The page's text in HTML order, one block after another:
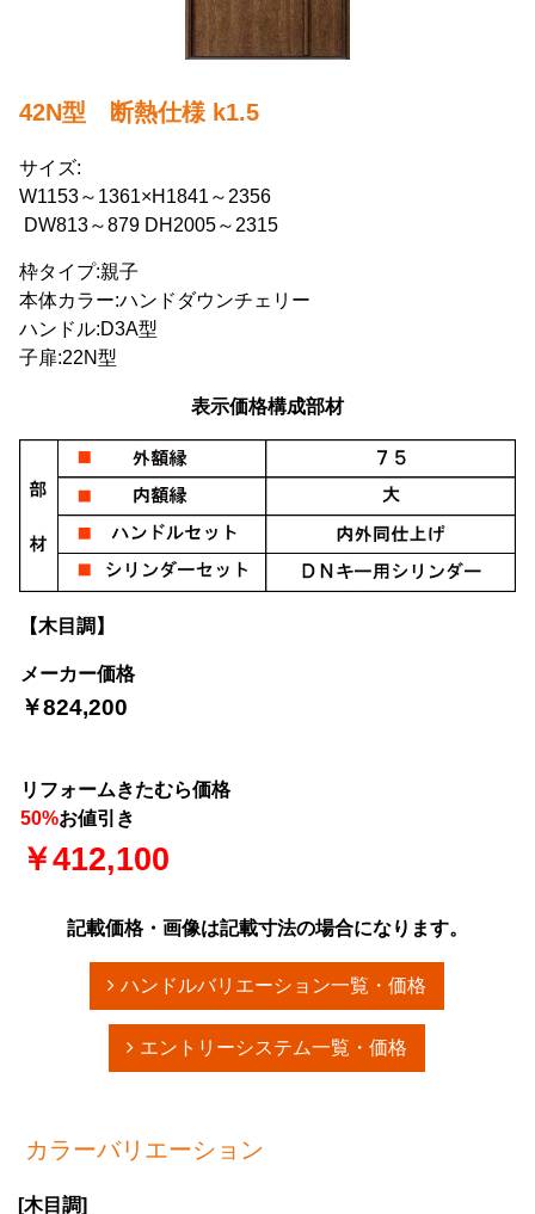
42N型 断熱仕様 k1.5
サイズ:
W1153～1361×H1841～2356
DW813～879 DH2005～2315
枠タイプ:親子
本体カラー:ハンドダウンチェリー
ハンドル:D3A型
子扉:22N型
表示価格構成部材
【木目調】
メーカー価格
￥824,200
リフォームきたむら価格
50%お値引き
￥412,100
記載価格・画像は記載寸法の場合になります。
ハンドルバリエーション一覧・価格
エントリーシステム一覧・価格
カラーバリエーション
[木目調]